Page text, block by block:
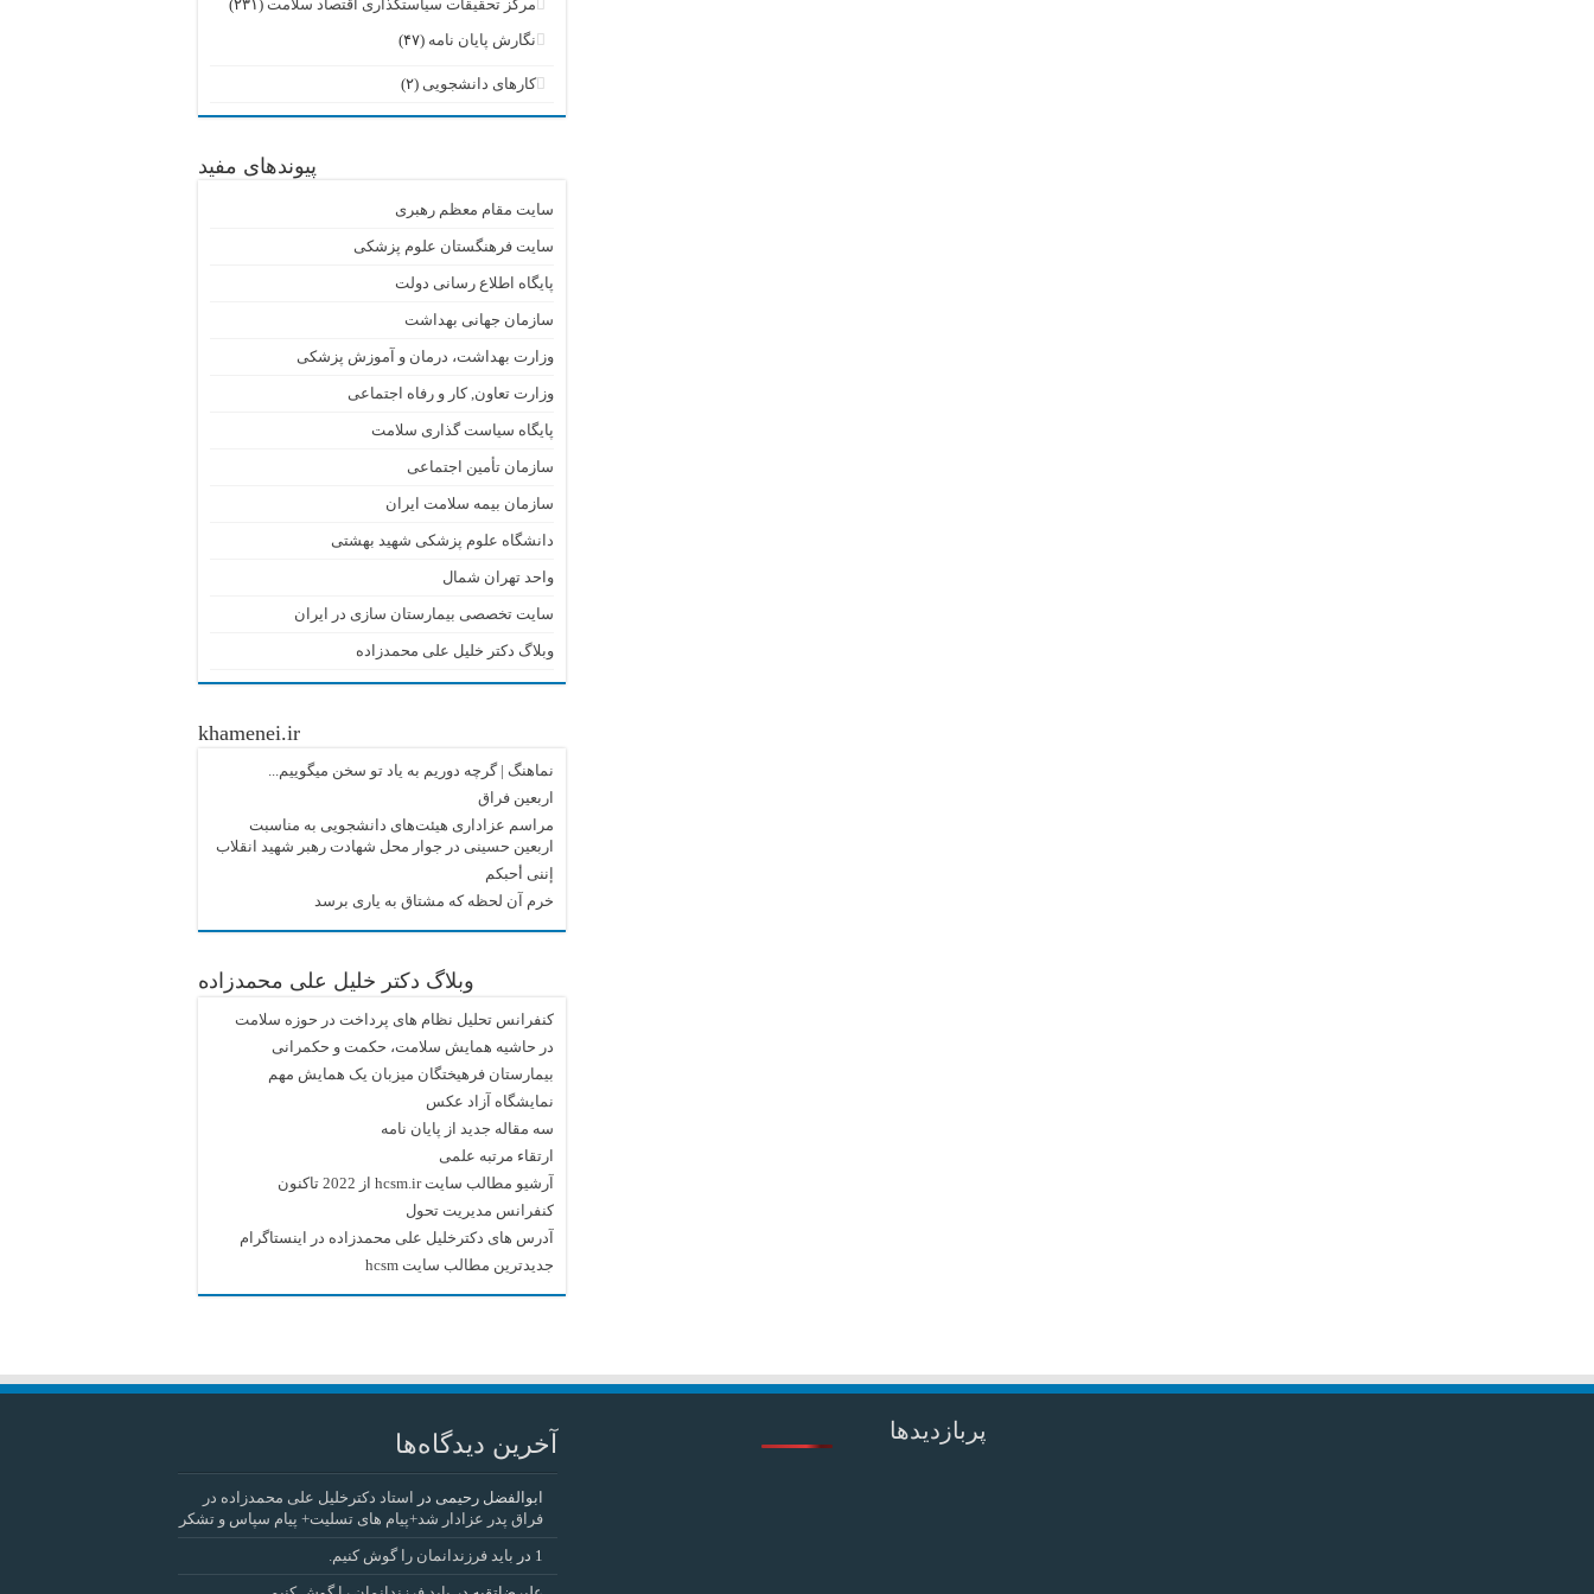
مرکز تحقیقات سیاستگذاری اقتصاد سلامت(۲۳۱)
نگارش پایان نامه (۴۷)
کارهای دانشجویی (۲)
پیوندهای مفید
سایت مقام معظم رهبری
سایت فرهنگستان علوم پزشکی
پایگاه اطلاع رسانی دولت
سازمان جهانی بهداشت
وزارت بهداشت، درمان و آموزش پزشکی
وزارت تعاون, کار و رفاه اجتماعی
پایگاه سیاست گذاری سلامت
سازمان تأمین اجتماعی
سازمان بیمه سلامت ایران
دانشگاه علوم پزشکی شهید بهشتی
واحد تهران شمال
سایت تخصصی بیمارستان سازی در ایران
وبلاگ دکتر خلیل علی محمدزاده
khamenei.ir
نماهنگ |‌ گرچه دوریم به یاد تو سخن میگوییم...
اربعین فراق
مراسم عزاداری هیئت‌های دانشجویی به مناسبت
اربعین حسینی در جوار محل شهادت رهبر شهید انقلاب
إننی أحبکم
خرم آن لحظه که مشتاق به یاری برسد
وبلاگ دکتر خلیل علی محمدزاده
کنفرانس تحلیل نظام های پرداخت در حوزه سلامت
در حاشیه همایش سلامت، حکمت و حکمرانی
بیمارستان فرهیختگان میزبان یک همایش مهم
نمایشگاه آزاد عکس
سه مقاله جدید از پایان نامه
ارتقاء مرتبه علمی
آرشیو مطالب سایت hcsm.ir از 2022 تاکنون
کنفرانس مدیریت تحول
آدرس های دکترخلیل علی محمدزاده در اینستاگرام
جدیدترین مطالب سایت hcsm
آخرین دیدگاه‌ها
ابوالفضل رحیمی در
استاد دکترخلیل علی محمدزاده در
فراق پدر عزادار شد+پیام های تسلیت+ پیام سپاس و تشکر
1 در باید فرزندانمان را گوش کنیم.
پربازدیدها